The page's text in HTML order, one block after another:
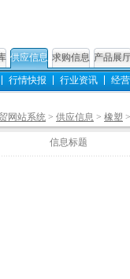
供应信息 求购信息 产品展
行情快报 行业资讯 经
网站系统 > 供应信息 > 橡塑
信息标题